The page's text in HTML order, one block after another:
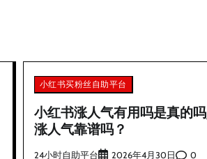
小红书买粉丝自助平台
小红书涨人气有用吗是真的吗_
涨人气靠谱吗？
24小时自助平台 2026年4月30日 0